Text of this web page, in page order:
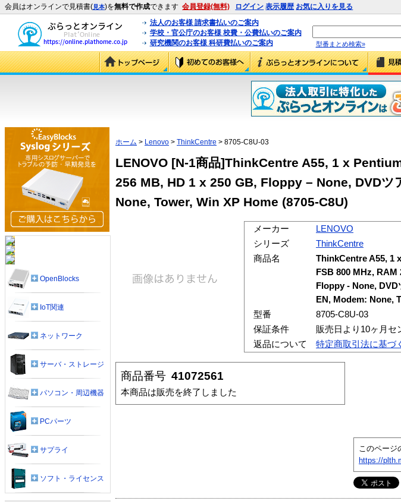
会員はオンラインで見積書(見本)を無料で作成できます 会員登録(無料) ログイン 表示履歴 お気に入りを見る
法人のお客様 請求書払いのご案内
学校・官公庁のお客様 校費・公費払いのご案内
研究機関のお客様 科研費払いのご案内
型番まとめ検索»
ホーム > Lenovo > ThinkCentre > 8705-C8U-03
LENOVO [N-1商品]ThinkCentre A55, 1 x
256 MB, HD 1 x 250 GB, Floppy – None, DVDツ
None, Tower, Win XP Home (8705-C8U)
メーカー
LENOVO
シリーズ
ThinkCentre
商品名
ThinkCentre A55, 1
FSB 800 MHz,
Floppy - None,
EN, Modem: None,
型番
8705-C8U-03
保証条件
販売日より10ヶ月セ
返品について
特定商取引法に基づ
商品番号 41072561
本商品は販売を終了しました
このページ
https://
OpenBlocks
IoT関連
ネットワーク
サーバ・ストレージ
パソコン・周辺機器
PCパーツ
サプライ
ソフト・ライセンス